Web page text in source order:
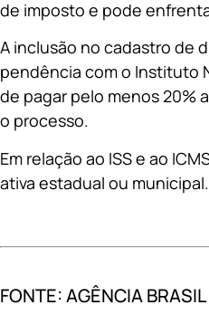
de imposto e pode
A inclusão no cadastro de
pendência com o Instituto
de pagar pelo menos 20%
o processo.
Em relação ao ISS e ao
ativa estadual ou
FONTE: AGÊNCIA BRASIL